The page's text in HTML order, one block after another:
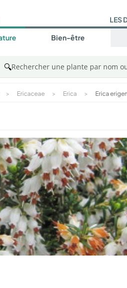
LES
Bien-être
🔍Rechercher une plante par nom
> Ericaceae > Erica > Erica